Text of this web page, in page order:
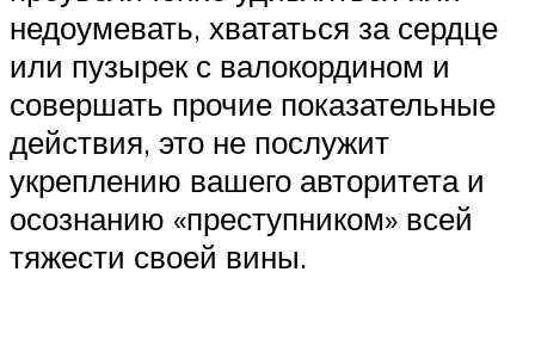
недоумевать, хвататься за сердце
или пузырек с валокордином и
совершать прочие показательные
действия, это не послужит
укреплению вашего авторитета и
осознанию «преступником» всей
тяжести своей вины.